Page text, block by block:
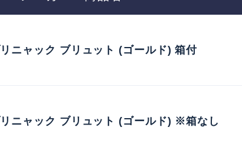
ニャック ブリュット (ゴールド) 箱付
ニャック ブリュット (ゴールド) ※箱なし